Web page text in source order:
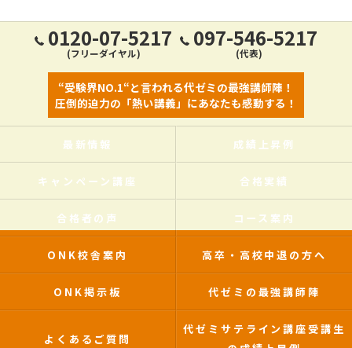
0120-07-5217
(フリーダイヤル)
097-546-5217
(代表)
“受験界NO.1“と言われる代ゼミの最強講師陣！
圧倒的迫力の「熱い講義」にあなたも感動する！
最新情報 成績上昇例
キャンペーン講座 合格実績
合格者の声 コース案内
ONK校舎案内 高卒・高校中退の方へ
ONK掲示板 代ゼミの最強講師陣
よくあるご質問
代ゼミサテライン講座受講生